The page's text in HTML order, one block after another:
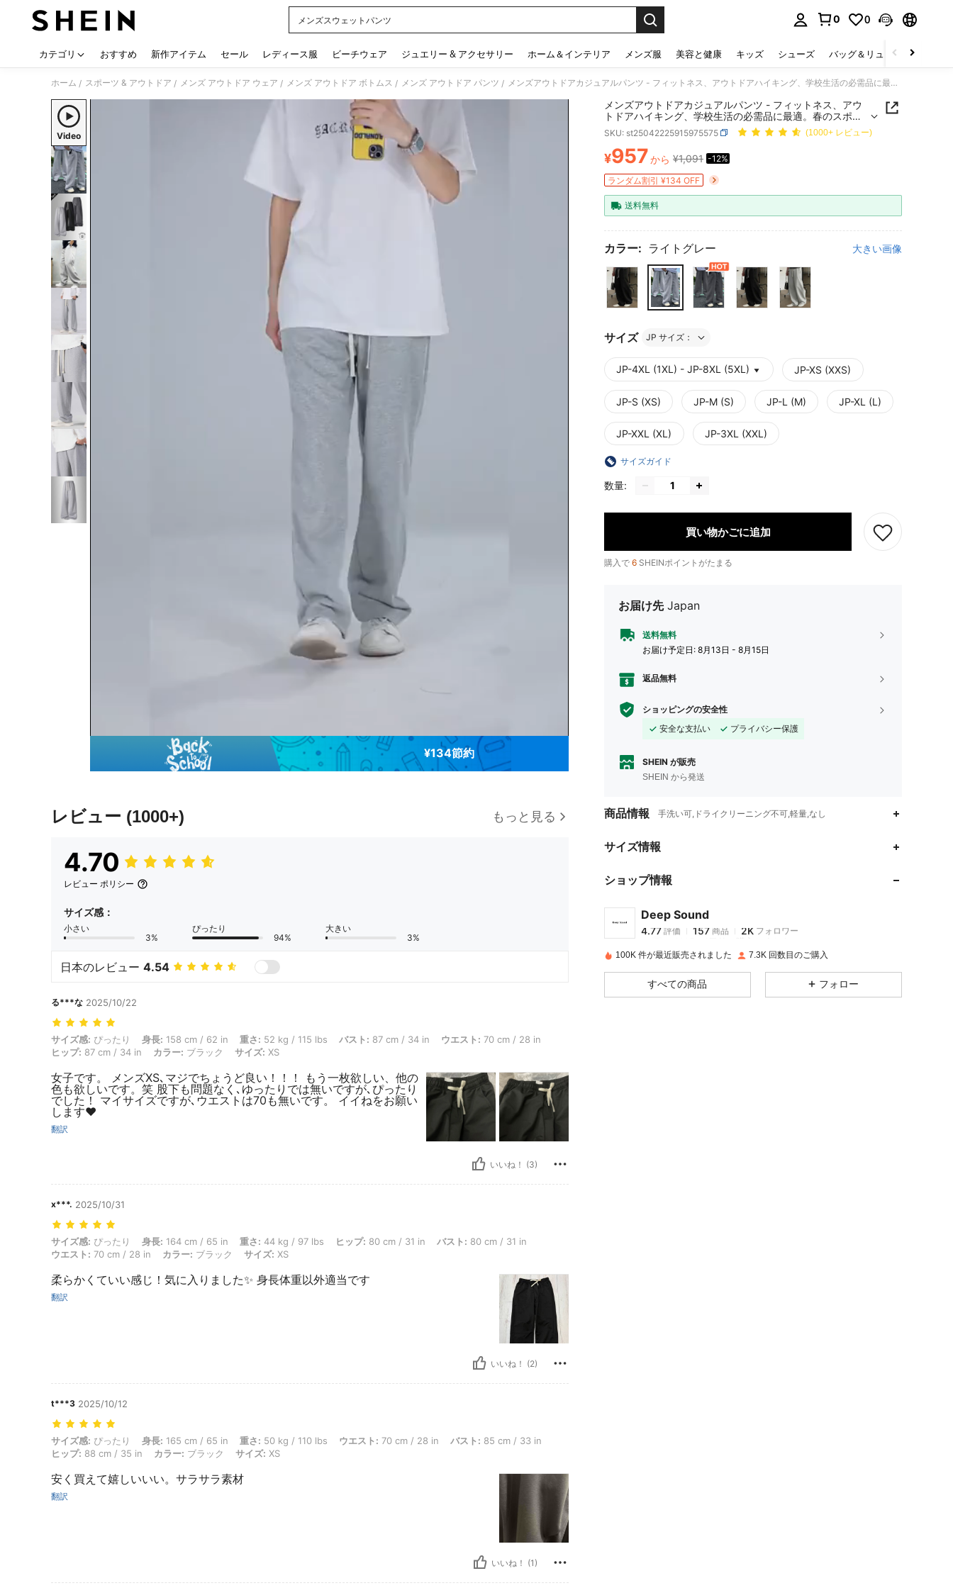
メンズスウェットパンツ
0 0
カテゴリ おすすめ 新作アイテム セール レディース服 ビーチウェア ジュエリー & アクセサリー ホーム＆インテリア メンズ服 美容と健康 キッズ シューズ バッグ＆リュック
ホーム / スポーツ & アウトドア / メンズ アウトドア ウェア / メンズ アウトドア ボトムス / メンズ アウトドア パンツ / メンズアウトドアカジュアルパンツ - フィットネス、アウトドアハイキング、学校生活の必需品に最適。春のスポーツ
Video
¥134節約
レビュー (1000+) もっと見る
4.70
レビュー ポリシー
サイズ感：
小さい
3%
ぴったり
94%
大きい
3%
日本のレビュー 4.54
る***な 2025/10/22
サイズ感: ぴったり, 身長: 158 cm / 62 in, 重さ: 52 kg / 115 lbs, バスト: 87 cm / 34 in, ウエスト: 70 cm / 28 in, ヒップ: 87 cm / 34 in, カラー: ブラック, サイズ: XS
サイズ感: ぴったり 身長: 158 cm / 62 in 重さ: 52 kg / 115 lbs バスト: 87 cm / 34 in ウエスト: 70 cm / 28 in
ヒップ: 87 cm / 34 in カラー: ブラック サイズ: XS
女子です。 メンズXS､マジでちょうど良い！！！ もう一枚欲しい、他の
色も欲しいです。笑 股下も問題なく､ゆったりでは無いですが､ぴったり
でした！ マイサイズですが､ウエストは70も無いです。 イイねをお願い
します❤️
翻訳
いいね！ (3)
x***. 2025/10/31
サイズ感: ぴったり, 身長: 164 cm / 65 in, 重さ: 44 kg / 97 lbs, ヒップ: 80 cm / 31 in, バスト: 80 cm / 31 in, ウエスト: 70 cm / 28 in, カラー: ブラック, サイズ: XS
サイズ感: ぴったり 身長: 164 cm / 65 in 重さ: 44 kg / 97 lbs ヒップ: 80 cm / 31 in バスト: 80 cm / 31 in
ウエスト: 70 cm / 28 in カラー: ブラック サイズ: XS
柔らかくていい感じ！気に入りました✨ 身長体重以外適当です
翻訳
いいね！ (2)
t***3 2025/10/12
サイズ感: ぴったり, 身長: 165 cm / 65 in, 重さ: 50 kg / 110 lbs, ウエスト: 70 cm / 28 in, バスト: 85 cm / 33 in, ヒップ: 88 cm / 35 in, カラー: ブラック, サイズ: XS
サイズ感: ぴったり 身長: 165 cm / 65 in 重さ: 50 kg / 110 lbs ウエスト: 70 cm / 28 in バスト: 85 cm / 33 in
ヒップ: 88 cm / 35 in カラー: ブラック サイズ: XS
安く買えて嬉しいいい。サラサラ素材
翻訳
いいね！ (1)
メンズアウトドアカジュアルパンツ - フィットネス、アウ
トドアハイキング、学校生活の必需品に最適。春のスポー
ツ
SKU: st25042225915975575 (1000+ レビュー)
PRICE AND AVAILABILITY
¥957から ¥1,091 -12%
ランダム割引 ¥134 OFF
送料無料
カラー: ライトグレー 大きい画像
サイズ JP サイズ：
JP-4XL (1XL) - JP-8XL (5XL) JP-XS (XXS)
JP-S (XS) JP-M (S) JP-L (M) JP-XL (L)
JP-XXL (XL) JP-3XL (XXL)
サイズガイド
数量:
買い物かごに追加
購入で 6 SHEINポイントがたまる
お届け先 Japan
送料無料
お届け予定日: 8月13日 - 8月15日
返品無料
ショッピングの安全性
安全な支払い
プライバシー保護
SHEIN が販売
SHEIN から発送
商品情報 手洗い可,ドライクリーニング不可,軽量,なし
サイズ情報
ショップ情報
Deep Sound
4.77
4.77 評価 157
m***5 は1日前に購入しました
100K 件が最近販売されました 7.3K 回数目のご購入
すべての商品 フォロー